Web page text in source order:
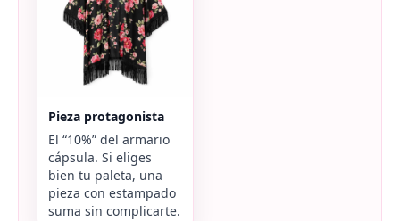
Pieza protagonista
El “10%” del armario
cápsula. Si eliges
bien tu paleta, una
pieza con estampado
suma sin complicarte.